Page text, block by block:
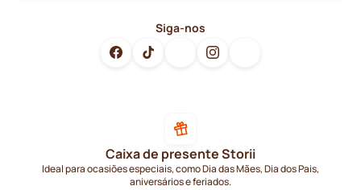
Siga-nos
Caixa de presente Storii
Ideal para ocasiões especiais, como Dia das Mães, Dia dos Pais,
aniversários e feriados.